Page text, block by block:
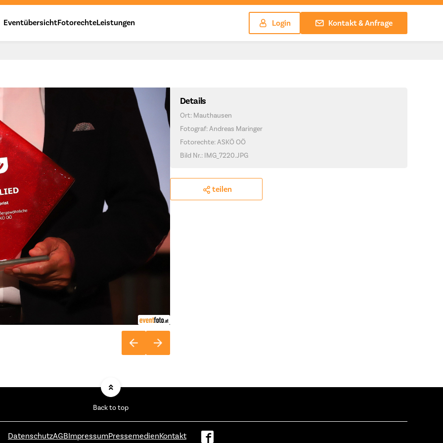
EventübersichtFotorechteLeistungen Login Kontakt & Anfrage
Details
Ort: Mauthausen
Fotograf: Andreas Maringer
Fotorechte: ASKÖ OÖ
Bild Nr.: IMG_7220.JPG
teilen
Back to top
DatenschutzAGBImpressumPressemedienKontakt